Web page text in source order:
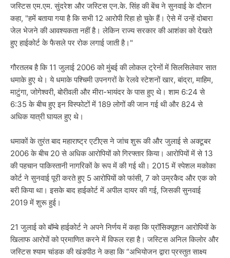
जस्टिस एम.एम. सुंदरेश और जस्टिस एन.के. सिंह की बेंच ने सुनवाई के दौरान
कहा, "हमें बताया गया है कि सभी 12 आरोपी रिहा हो चुके हैं। ऐसे में उन्हें दोबारा
जेल भेजने की आवश्यकता नहीं है। लेकिन राज्य सरकार की आशंका को देखते
हुए हाईकोर्ट के फैसले पर रोक लगाई जाती है।"
गौरतलब है कि 11 जुलाई 2006 को मुंबई की लोकल ट्रेनों में सिलसिलेवार सात
धमाके हुए थे। ये धमाके पश्चिमी उपनगरों के रेलवे स्टेशनों खार, बांद्रा, माहिम,
माटुंगा, जोगेश्वरी, बोरीवली और मीरा-भायंदर के पास हुए थे। शाम 6:24 से
6:35 के बीच हुए इन विस्फोटों में 189 लोगों की जान गई थी और 824 से
अधिक यात्री घायल हुए थे।
धमाकों के तुरंत बाद महाराष्ट्र एटीएस ने जांच शुरू की और जुलाई से अक्टूबर
2006 के बीच 20 से अधिक आरोपियों को गिरफ्तार किया। आरोपियों में से 13
की पहचान पाकिस्तानी नागरिकों के रूप में की गई थी। 2015 में स्पेशल मकोका
कोर्ट ने सुनवाई पूरी करते हुए 5 आरोपियों को फांसी, 7 को उम्रकैद और एक को
बरी किया था। इसके बाद हाईकोर्ट में अपील दायर की गई, जिसकी सुनवाई
2019 में शुरू हुई।
21 जुलाई को बॉम्बे हाईकोर्ट ने अपने निर्णय में कहा कि प्रॉसिक्यूशन आरोपियों के
खिलाफ आरोपों को प्रमाणित करने में विफल रहा है। जस्टिस अनिल किलोर और
जस्टिस श्याम चांडक की खंडपीठ ने कहा कि “अभियोजन द्वारा प्रस्तुत साक्ष्य